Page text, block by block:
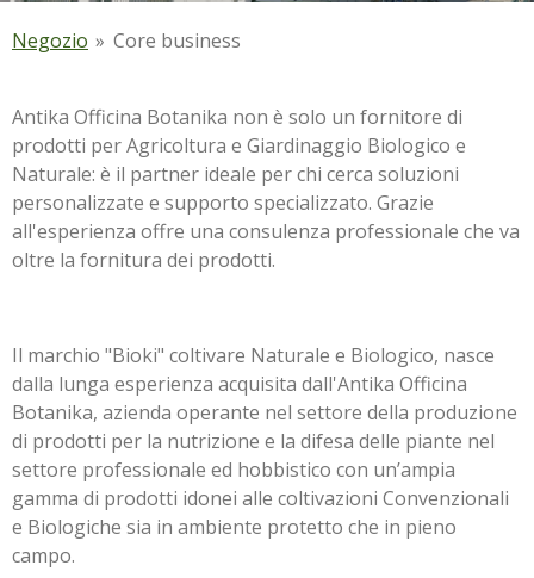
Negozio » Core business
Antika Officina Botanika non è solo un fornitore di
prodotti per Agricoltura e Giardinaggio Biologico e
Naturale: è il partner ideale per chi cerca soluzioni
personalizzate e supporto specializzato. Grazie
all'esperienza offre una consulenza professionale che va
oltre la fornitura dei prodotti.
Il marchio "Bioki" coltivare Naturale e Biologico, nasce
dalla lunga esperienza acquisita dall'Antika Officina
Botanika, azienda operante nel settore della produzione
di prodotti per la nutrizione e la difesa delle piante nel
settore professionale ed hobbistico con un’ampia
gamma di prodotti idonei alle coltivazioni Convenzionali
e Biologiche sia in ambiente protetto che in pieno
campo.